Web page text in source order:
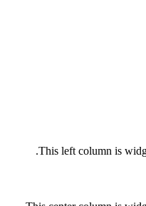
This left column is